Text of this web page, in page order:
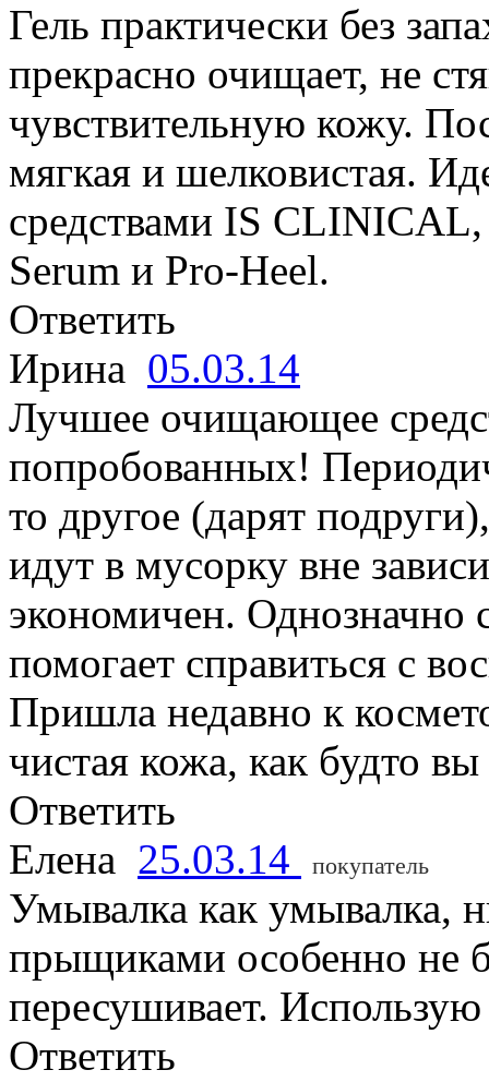
Гель практически без
прекрасно очищает, не
чувствительную кожу.
мягкая и шелковистая.
средствами IS
Serum и Pro-Heel.
Ответить
Ирина 05.03.14
Лучшее очищающее
попробованных!
то другое (дарят
идут в мусорку вне
экономичен. Однозначно
помогает справиться с
Пришла недавно к
чистая кожа, как будто
Ответить
Елена 25.03.14 покупатель
Умывалка как умывалка,
прыщиками особенно не
пересушивает.
Ответить